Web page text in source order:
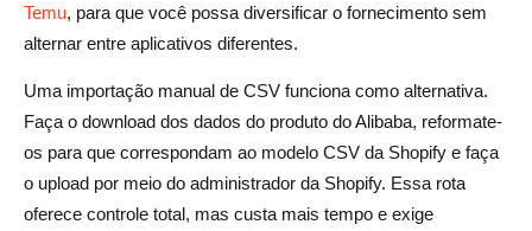
Temu, para que você possa diversificar o fornecimento sem
alternar entre aplicativos diferentes.
Uma importação manual de CSV funciona como alternativa.
Faça o download dos dados do produto do Alibaba, reformate-
os para que correspondam ao modelo CSV da Shopify e faça
o upload por meio do administrador da Shopify. Essa rota
oferece controle total, mas custa mais tempo e exige